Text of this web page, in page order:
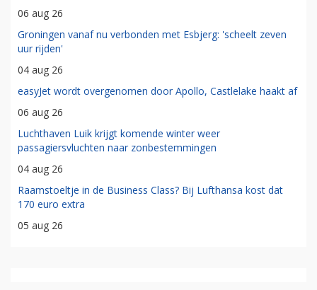
06 aug 26
Groningen vanaf nu verbonden met Esbjerg: 'scheelt zeven
uur rijden'
04 aug 26
easyJet wordt overgenomen door Apollo, Castlelake haakt af
06 aug 26
Luchthaven Luik krijgt komende winter weer
passagiersvluchten naar zonbestemmingen
04 aug 26
Raamstoeltje in de Business Class? Bij Lufthansa kost dat
170 euro extra
05 aug 26